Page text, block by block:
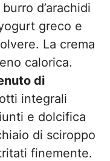
d’arachidi
greco e
La crema
calorica.
di
integrali
e dolcifica
di sciroppo
finemente.